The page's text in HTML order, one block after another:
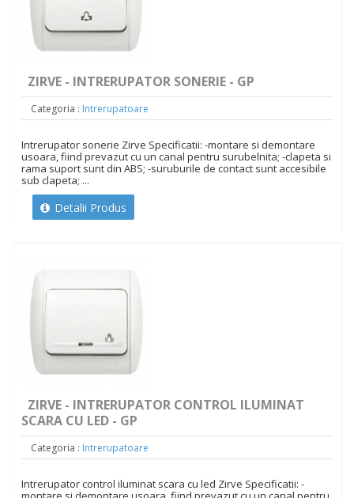
ZIRVE - INTRERUPATOR SONERIE - GP
Categoria : Intrerupatoare
Intrerupator sonerie Zirve Specificatii: -montare si demontare
usoara, fiind prevazut cu un canal pentru surubelnita; -clapeta si
rama suport sunt din ABS; -suruburile de contact sunt accesibile
sub clapeta; ...
Detalii Produs
ZIRVE - INTRERUPATOR CONTROL ILUMINAT
SCARA CU LED - GP
Categoria : Intrerupatoare
Intrerupator control iluminat scara cu led Zirve Specificatii: -